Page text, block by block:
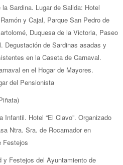
Sardina. Lugar de Salida: Hotel
y Cajal, Parque San Pedro de
Duquesa de la Victoria, Paseo
Degustación de Sardinas asadas y
en la Caseta de Carnaval.
en el Hogar de Mayores.
del Pensionista
Hotel “El Clavo”. Organizado
Ntra. Sra. de Rocamador en
Festejos
y Festejos del Ayuntamiento de